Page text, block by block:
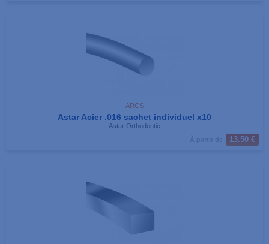
ARCS
Astar Acier .016 sachet individuel x10
Astar Orthodontic
13.50 €